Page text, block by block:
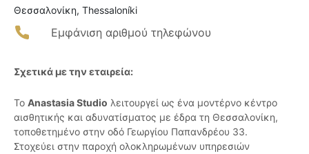
Θεσσαλονίκη, Thessaloníki
Εμφάνιση αριθμού τηλεφώνου
Σχετικά με την εταιρεία:
Το Anastasia Studio λειτουργεί ως ένα μοντέρνο κέντρο
αισθητικής και αδυνατίσματος με έδρα τη Θεσσαλονίκη,
τοποθετημένο στην οδό Γεωργίου Παπανδρέου 33.
Στοχεύει στην παροχή ολοκληρωμένων υπηρεσιών